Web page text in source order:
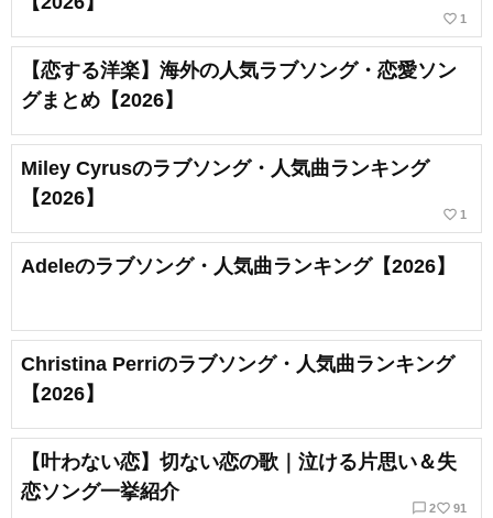
favorite_border 1
【恋する洋楽】海外の人気ラブソング・恋愛ソン
グまとめ【2026】
Miley Cyrusのラブソング・人気曲ランキング
【2026】
favorite_border 1
Adeleのラブソング・人気曲ランキング【2026】
Christina Perriのラブソング・人気曲ランキング
【2026】
【叶わない恋】切ない恋の歌｜泣ける片思い＆失
恋ソング一挙紹介
chat_bubble_outline 2favorite_border 91